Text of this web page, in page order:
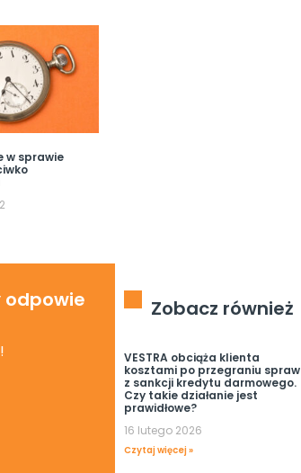
w sprawie
odpowie Zobacz również
VESTRA obciąża klienta
kosztami po przegraniu spraw
z sankcji kredytu darmowego.
Czy takie działanie jest
prawidłowe?
16 lutego 2026
Czytaj więcej »